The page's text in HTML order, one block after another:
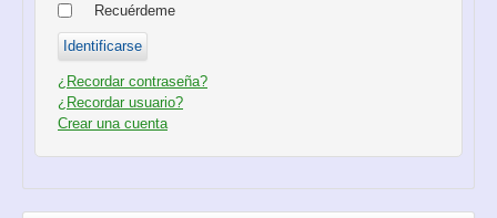
Recuérdeme
¿Recordar contraseña?
¿Recordar usuario?
Crear una cuenta